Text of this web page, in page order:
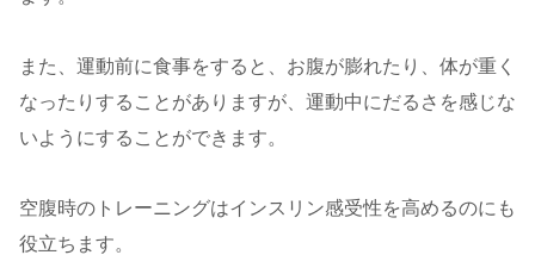
また、運動前に食事をすると、お腹が膨れたり、体が重く
なったりすることがありますが、運動中にだるさを感じな
いようにすることができます。
空腹時のトレーニングはインスリン感受性を高めるのにも
役立ちます。